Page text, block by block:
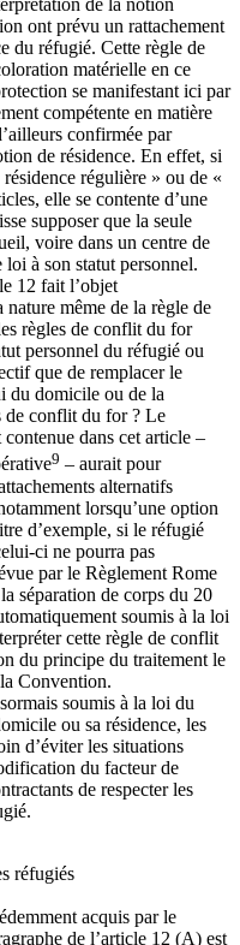
de la notion
ont prévu un rattachement
du réfugié. Cette règle de
matérielle en ce
se manifestant ici par
compétente en matière
confirmée par
de résidence. En effet, si
régulière » ou de «
elle se contente d’une
supposer que la seule
voire dans un centre de
à son statut personnel.
12 fait l’objet
nature même de la règle de
règles de conflit du for
personnel du réfugié ou
que de remplacer le
du domicile ou de la
de conflit du for ? Le
dans cet article –
9 – aurait pour
alternatifs
lorsqu’une option
d’exemple, si le réfugié
ci ne pourra pas
par le Règlement Rome
séparation de corps du 20
soumis à la loi
cette règle de conflit
du principe du traitement le
Convention.
soumis à la loi du
ou sa résidence, les
d’éviter les situations
du facteur de
de respecter les
réfugiés
acquis par le
de l’article 12 (A) est